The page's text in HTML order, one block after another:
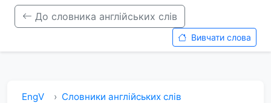
До словника англійських слів
Вивчати слова
EngV
Словники англійських слів